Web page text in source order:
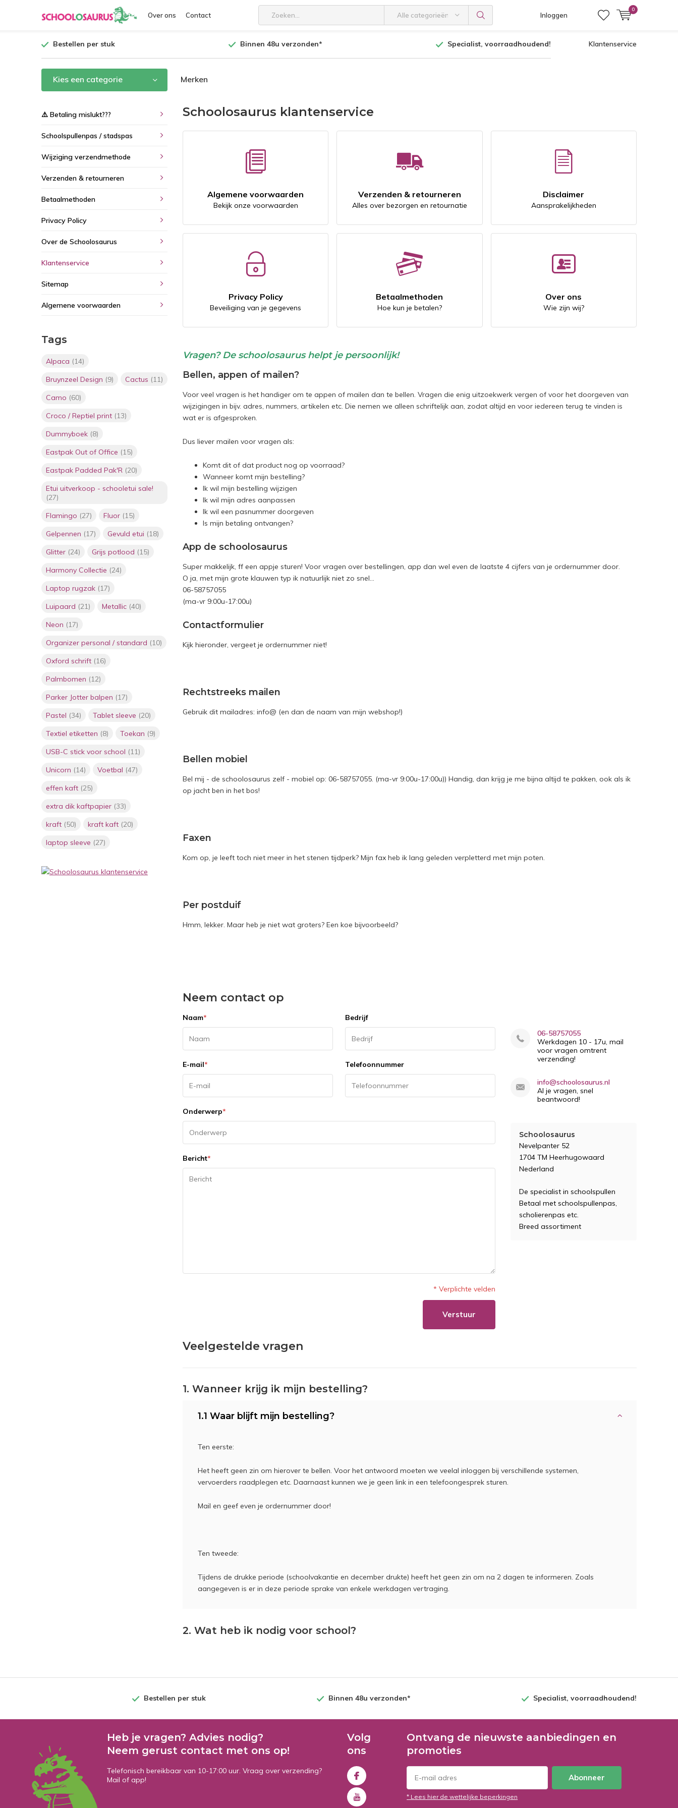
Over ons Contact Alle categorieën Inloggen
0
Bestellen per stuk Binnen 48u verzonden* Specialist, voorraadhoudend! Klantenservice
Kies een categorie Merken
Schoolosaurus klantenservice
Algemene voorwaarden
Bekijk onze voorwaarden
Verzenden & retourneren
Alles over bezorgen en retournatie
Disclaimer
Aansprakelijkheden
Privacy Policy
Beveiliging van je gegevens
Betaalmethoden
Hoe kun je betalen?
Over ons
Wie zijn wij?
Vragen? De schoolosaurus helpt je persoonlijk!
Bellen, appen of mailen?
Voor veel vragen is het handiger om te appen of mailen dan te bellen. Vragen die enig uitzoekwerk vergen of voor het doorgeven van
wijzigingen in bijv. adres, nummers, artikelen etc. Die nemen we alleen schriftelijk aan, zodat altijd en voor iedereen terug te vinden is
wat er is afgesproken.
Dus liever mailen voor vragen als:
Komt dit of dat product nog op voorraad?
Wanneer komt mijn bestelling?
Ik wil mijn bestelling wijzigen
Ik wil mijn adres aanpassen
Ik wil een pasnummer doorgeven
Is mijn betaling ontvangen?
App de schoolosaurus
Super makkelijk, ff een appje sturen! Voor vragen over bestellingen, app dan wel even de laatste 4 cijfers van je ordernummer door.
O ja, met mijn grote klauwen typ ik natuurlijk niet zo snel...
06-58757055
(ma-vr 9:00u-17:00u)
Contactformulier
Kijk hieronder, vergeet je ordernummer niet!
Rechtstreeks mailen
Gebruik dit mailadres: info@ (en dan de naam van mijn webshop!)
Bellen mobiel
Bel mij - de schoolosaurus zelf - mobiel op: 06-58757055. (ma-vr 9:00u-17:00u)) Handig, dan krijg je me bijna altijd te pakken, ook als ik
op jacht ben in het bos!
Faxen
Kom op, je leeft toch niet meer in het stenen tijdperk? Mijn fax heb ik lang geleden verpletterd met mijn poten.
Per postduif
Hmm, lekker. Maar heb je niet wat groters? Een koe bijvoorbeeld?
Neem contact op
Naam* Bedrijf
E-mail* Telefoonnummer
Onderwerp*
Bericht*
* Verplichte velden
Verstuur
06-58757055
Werkdagen 10 - 17u, mail
voor vragen omtrent
verzending!
info@schoolosaurus.nl
Al je vragen, snel
beantwoord!
Schoolosaurus
Nevelpanter 52
1704 TM Heerhugowaard
Nederland
De specialist in schoolspullen
Betaal met schoolspullenpas,
scholierenpas etc.
Breed assortiment
Veelgestelde vragen
1. Wanneer krijg ik mijn bestelling?
1.1 Waar blijft mijn bestelling?
Ten eerste:
Het heeft geen zin om hierover te bellen. Voor het antwoord moeten we veelal inloggen bij verschillende systemen,
vervoerders raadplegen etc. Daarnaast kunnen we je geen link in een telefoongesprek sturen.
Mail en geef even je ordernummer door!
Ten tweede:
Tijdens de drukke periode (schoolvakantie en december drukte) heeft het geen zin om na 2 dagen te informeren. Zoals
aangegeven is er in deze periode sprake van enkele werkdagen vertraging.
2. Wat heb ik nodig voor school?
⚠️ Betaling mislukt???
Schoolspullenpas / stadspas
Wijziging verzendmethode
Verzenden & retourneren
Betaalmethoden
Privacy Policy
Over de Schoolosaurus
Klantenservice
Sitemap
Algemene voorwaarden
Tags
Alpaca (14)
Bruynzeel Design (9) Cactus (11)
Camo (60)
Croco / Reptiel print (13)
Dummyboek (8)
Eastpak Out of Office (15)
Eastpak Padded Pak'R (20)
Etui uitverkoop - schooletui sale!
(27)
Flamingo (27) Fluor (15)
Gelpennen (17) Gevuld etui (18)
Glitter (24) Grijs potlood (15)
Harmony Collectie (24)
Laptop rugzak (17)
Luipaard (21) Metallic (40)
Neon (17)
Organizer personal / standard (10)
Oxford schrift (16)
Palmbomen (12)
Parker Jotter balpen (17)
Pastel (34) Tablet sleeve (20)
Textiel etiketten (8) Toekan (9)
USB-C stick voor school (11)
Unicorn (14) Voetbal (47)
effen kaft (25)
extra dik kaftpapier (33)
kraft (50) kraft kaft (20)
laptop sleeve (27)
Bestellen per stuk Binnen 48u verzonden* Specialist, voorraadhoudend!
Heb je vragen? Advies nodig?
Neem gerust contact met ons op!
Telefonisch bereikbaar van 10-17:00 uur. Vraag over verzending?
Mail of app!
Volg
ons
Ontvang de nieuwste aanbiedingen en
promoties
Abonneer
* Lees hier de wettelijke beperkingen